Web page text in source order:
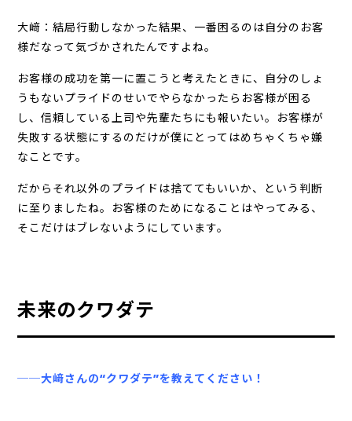
大﨑：結局行動しなかった結果、一番困るのは自分のお客
様だなって気づかされたんですよね。
お客様の成功を第一に置こうと考えたときに、自分のしょ
うもないプライドのせいでやらなかったらお客様が困る
し、信頼している上司や先輩たちにも報いたい。お客様が
失敗する状態にするのだけが僕にとってはめちゃくちゃ嫌
なことです。
だからそれ以外のプライドは捨ててもいいか、という判断
に至りましたね。お客様のためになることはやってみる、
そこだけはブレないようにしています。
未来のクワダテ
──大﨑さんの“クワダテ”を教えてください！